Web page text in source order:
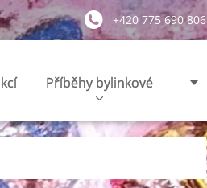
+420 775 690 806
Příběhy bylinkové